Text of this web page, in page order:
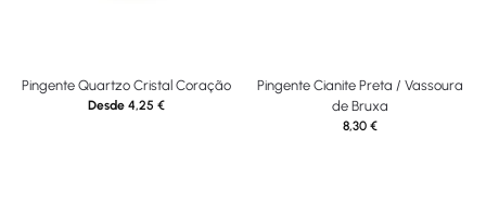
Pingente Quartzo Cristal Coração
Desde 4,25 €
Pingente Cianite Preta / Vassoura
de Bruxa
8,30 €